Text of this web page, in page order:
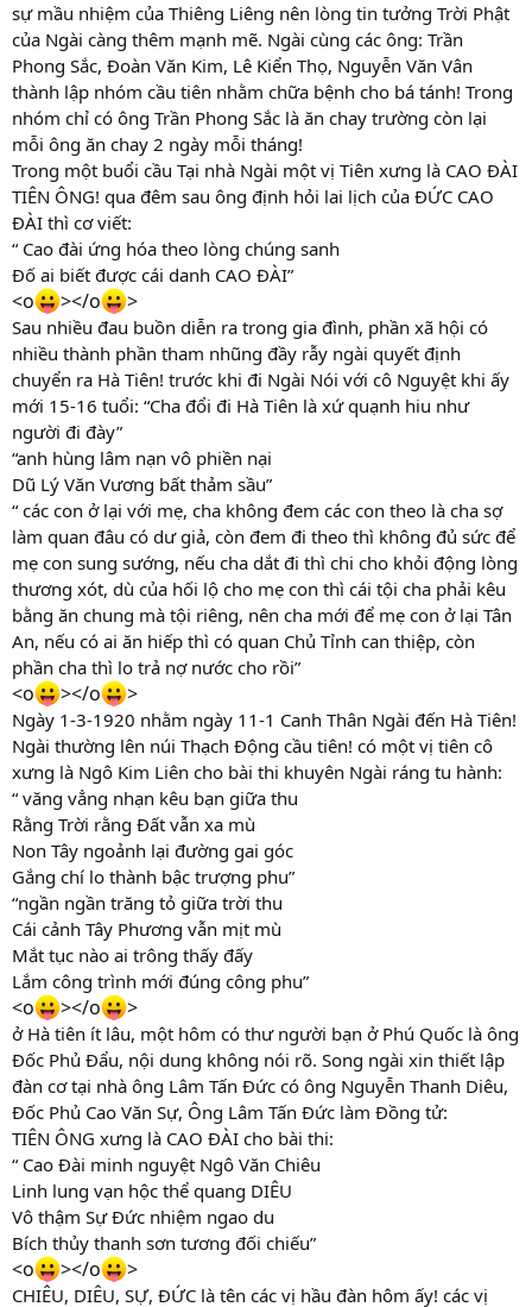
sự mầu nhiệm của Thiêng Liêng nên lòng tin tưởng Trời Phật
của Ngài càng thêm mạnh mẽ. Ngài cùng các ông: Trần
Phong Sắc, Đoàn Văn Kim, Lê Kiển Thọ, Nguyễn Văn Vân
thành lập nhóm cầu tiên nhằm chữa bệnh cho bá tánh! Trong
nhóm chỉ có ông Trần Phong Sắc là ăn chay trường còn lại
mỗi ông ăn chay 2 ngày mỗi tháng!
Trong một buổi cầu Tại nhà Ngài một vị Tiên xưng là CAO ĐÀI
TIÊN ÔNG! qua đêm sau ông định hỏi lai lịch của ĐỨC CAO
ĐÀI thì cơ viết:
“ Cao đài ứng hóa theo lòng chúng sanh
Đố ai biết được cái danh CAO ĐÀI”
<o ></o >
Sau nhiều đau buồn diễn ra trong gia đình, phần xã hội có
nhiều thành phần tham nhũng đầy rẫy ngài quyết định
chuyển ra Hà Tiên! trước khi đi Ngài Nói với cô Nguyệt khi ấy
mới 15-16 tuổi: “Cha đổi đi Hà Tiên là xứ quạnh hiu như
người đi đày”
“anh hùng lâm nạn vô phiền nại
Dũ Lý Văn Vương bất thảm sầu”
“ các con ở lại với mẹ, cha không đem các con theo là cha sợ
làm quan đâu có dư giả, còn đem đi theo thì không đủ sức để
mẹ con sung sướng, nếu cha dắt đi thì chi cho khỏi động lòng
thương xót, dù của hối lộ cho mẹ con thì cái tội cha phải kêu
bằng ăn chung mà tội riêng, nên cha mới để mẹ con ở lại Tân
An, nếu có ai ăn hiếp thì có quan Chủ Tỉnh can thiệp, còn
phần cha thì lo trả nợ nước cho rồi”
<o ></o >
Ngày 1-3-1920 nhằm ngày 11-1 Canh Thân Ngài đến Hà Tiên!
Ngài thường lên núi Thạch Động cầu tiên! có một vị tiên cô
xưng là Ngô Kim Liên cho bài thi khuyên Ngài ráng tu hành:
“ văng vẳng nhạn kêu bạn giữa thu
Rằng Trời rằng Đất vẫn xa mù
Non Tây ngoảnh lại đường gai góc
Gắng chí lo thành bậc trượng phu”
“ngần ngần trăng tỏ giữa trời thu
Cái cảnh Tây Phương vẫn mịt mù
Mắt tục nào ai trông thấy đấy
Lắm công trình mới đúng công phu”
<o ></o >
ở Hà tiên ít lâu, một hôm có thư người bạn ở Phú Quốc là ông
Đốc Phủ Đẩu, nội dung không nói rõ. Song ngài xin thiết lập
đàn cơ tại nhà ông Lâm Tấn Đức có ông Nguyễn Thanh Diêu,
Đốc Phủ Cao Văn Sự, Ông Lâm Tấn Đức làm Đồng tử:
TIÊN ÔNG xưng là CAO ĐÀI cho bài thi:
“ Cao Đài minh nguyệt Ngô Văn Chiêu
Linh lung vạn hộc thể quang DIÊU
Vô thậm Sự Đức nhiệm ngao du
Bích thủy thanh sơn tương đối chiếu”
<o ></o >
CHIÊU, DIÊU, SỰ, ĐỨC là tên các vị hầu đàn hôm ấy! các vị